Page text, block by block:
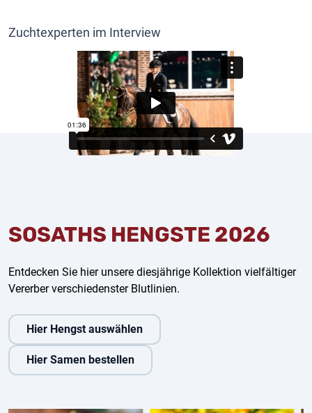
Zuchtexperten im Interview
SOSATHS HENGSTE 2026
Entdecken Sie hier unsere diesjährige Kollektion vielfältiger
Vererber verschiedenster Blutlinien.
Hier Hengst auswählen
Hier Samen bestellen